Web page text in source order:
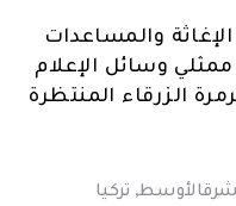
والمساعدات
وسائل الإعلام
الزرقاء المنتظرة
, تركيا